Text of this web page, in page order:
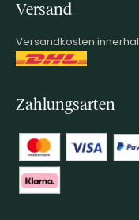
Versand
Versandkosten
Zahlungsarten